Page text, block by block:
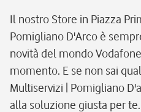
Il nostro Store in Piazza
Pomigliano D'Arco è
novità del mondo
momento. E se non sai
Multiservizi | Pomigliano
alla soluzione giusta per te.